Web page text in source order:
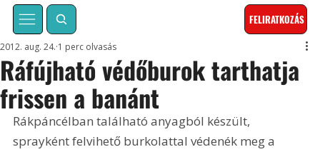
FELIRATKOZÁS
Ráfújható védőburok tarthatja
frissen a banánt
2012. aug. 24. 1 perc olvasás
Rákpáncélban található anyagból készült,
sprayként felvihető burkolattal védenék meg a